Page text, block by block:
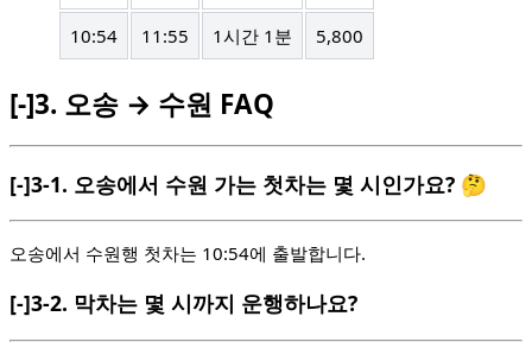
10:54 11:55 1시간 1분 5,800
[-]3. 오송 → 수원 FAQ
[-]3-1. 오송에서 수원 가는 첫차는 몇 시인가요? 🤔
오송에서 수원행 첫차는 10:54에 출발합니다.
[-]3-2. 막차는 몇 시까지 운행하나요?